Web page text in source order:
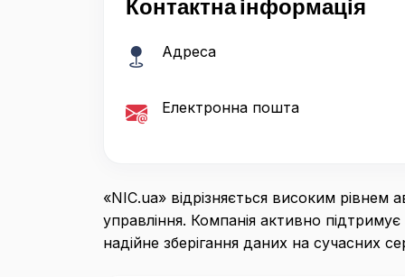
Контактна інформація
Адреса
Електронна пошта
«NIC.ua» відрізняється високим рівнем
управління. Компанія активно
надійне зберігання даних на сучасних